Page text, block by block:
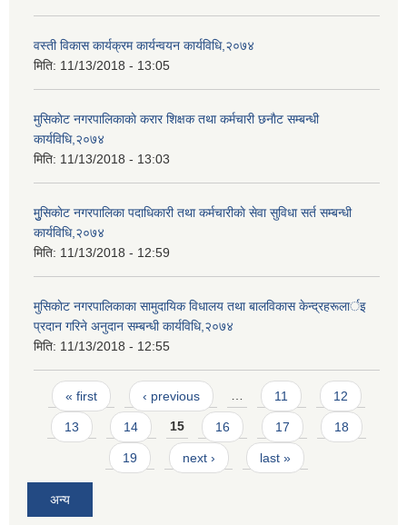
वस्ती विकास कार्यक्रम कार्यन्वयन कार्यविधि,२०७४
मिति: 11/13/2018 - 13:05
मुसिकाेट नगरपालिकाकाे करार शिक्षक तथा कर्मचारी छनाैट सम्बन्धी
कार्यविधि,२०७४
मिति: 11/13/2018 - 13:03
मुुसिकाेट नगरपालिका पदाधिकारी तथा कर्मचारीकाे सेवा सुविधा सर्त सम्बन्धी
कार्यविधि,२०७४
मिति: 11/13/2018 - 12:59
मुसिकाेट नगरपालिकाका सामुदायिक विधालय तथा बालविकास केन्द्रहरूलार्इ
प्रदान गरिने अनुदान सम्बन्धी कार्यविधि,२०७४
मिति: 11/13/2018 - 12:55
Pages
« first ‹ previous … 11 12
13 14 15 16 17 18
19 next › last »
अन्य